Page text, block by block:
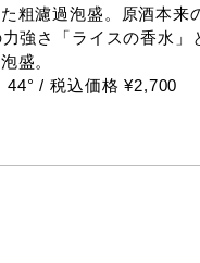
粗濾過泡盛。原酒本来
強さ「ライスの香水」
盛。
/ 税込価格 ¥2,700